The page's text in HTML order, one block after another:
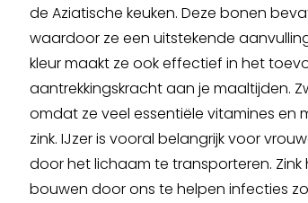
de Aziatische keuken. Deze bonen
waardoor ze een uitstekende
kleur maakt ze ook effectief in het
aantrekkingskracht aan je maaltijden.
omdat ze veel essentiële vitamines en
zink. IJzer is vooral belangrijk voor
door het lichaam te transporteren.
bouwen door ons te helpen infecties